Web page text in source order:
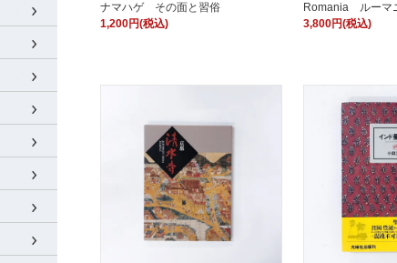
ナマハゲ その面と習俗
1,200円(税込)
Romania ルーマ
3,800円(税込)